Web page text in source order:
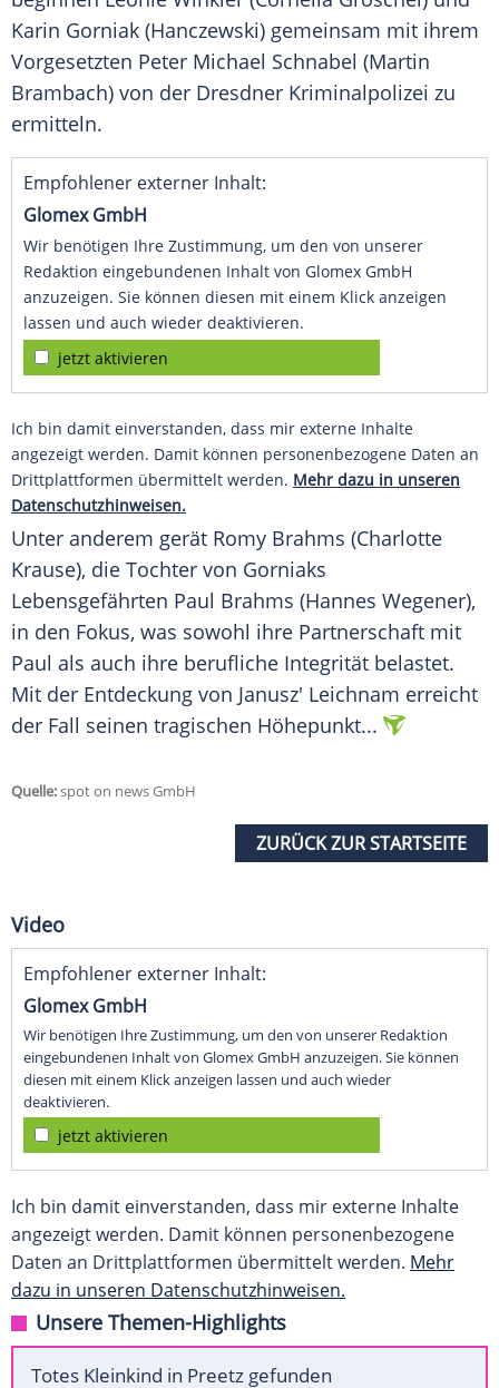
Karin Gorniak (Hanczewski) gemeinsam mit ihrem
Vorgesetzten Peter Michael Schnabel (Martin
Brambach) von der Dresdner Kriminalpolizei zu
ermitteln.
Empfohlener externer Inhalt:
Glomex GmbH
Wir benötigen Ihre Zustimmung, um den von unserer
Redaktion eingebundenen Inhalt von Glomex GmbH
anzuzeigen. Sie können diesen mit einem Klick anzeigen
lassen und auch wieder deaktivieren.
jetzt aktivieren
Ich bin damit einverstanden, dass mir externe Inhalte
angezeigt werden. Damit können personenbezogene Daten an
Drittplattformen übermittelt werden. Mehr dazu in unseren
Datenschutzhinweisen.
Unter anderem gerät Romy Brahms (Charlotte
Krause), die Tochter von Gorniaks
Lebensgefährten Paul Brahms (Hannes Wegener),
in den Fokus, was sowohl ihre Partnerschaft mit
Paul als auch ihre berufliche Integrität belastet.
Mit der Entdeckung von Janusz' Leichnam erreicht
der Fall seinen tragischen Höhepunkt...
Quelle:spot on news GmbH
ZURÜCK ZUR STARTSEITE
Video
Empfohlener externer Inhalt:
Glomex GmbH
Wir benötigen Ihre Zustimmung, um den von unserer Redaktion
eingebundenen Inhalt von Glomex GmbH anzuzeigen. Sie können
diesen mit einem Klick anzeigen lassen und auch wieder
deaktivieren.
jetzt aktivieren
Ich bin damit einverstanden, dass mir externe Inhalte
angezeigt werden. Damit können personenbezogene
Daten an Drittplattformen übermittelt werden. Mehr
dazu in unseren Datenschutzhinweisen.
Unsere Themen-Highlights
Totes Kleinkind in Preetz gefunden